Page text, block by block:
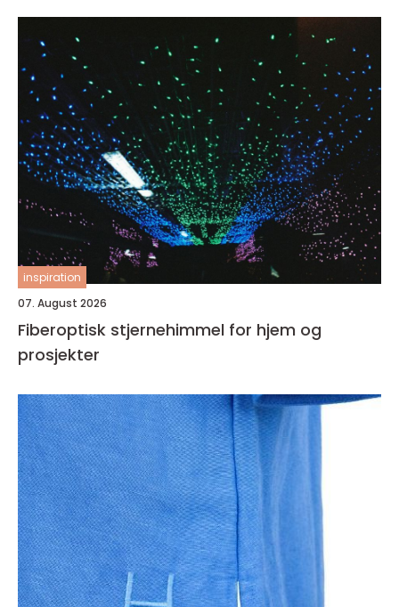
inspiration
07. August 2026
Fiberoptisk stjernehimmel for hjem og
prosjekter